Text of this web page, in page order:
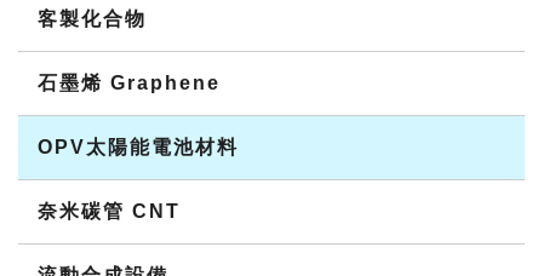
客製化合物
石墨烯 Graphene
OPV太陽能電池材料
奈米碳管 CNT